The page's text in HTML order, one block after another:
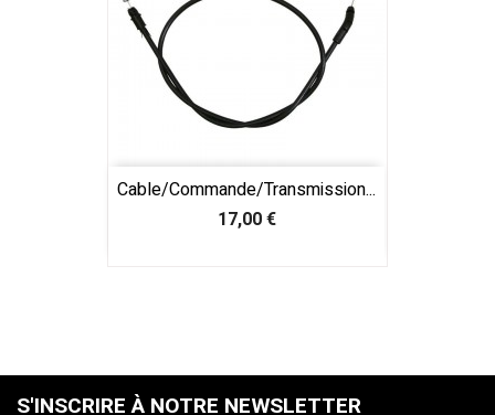
Cable/commande/Transmission...
Prix
17,00 €
S'INSCRIRE À NOTRE NEWSLETTER